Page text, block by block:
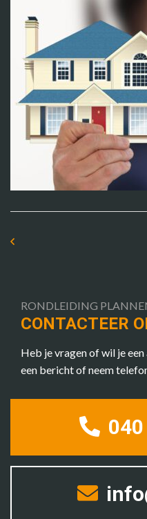
RONDLEIDING
CONTACTEER
Heb je vragen of wil je
een bericht of neem